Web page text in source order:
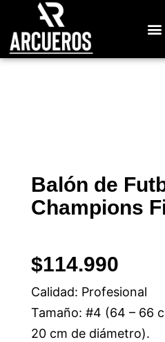
Balón de
Champions
$114.990
Calidad: Profesional
Tamaño: #4 (64 – 66
20 cm de diámetro).